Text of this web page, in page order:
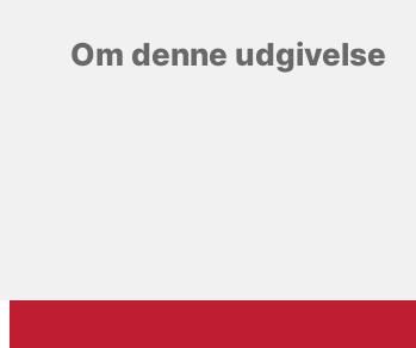
Om denne udgivelse